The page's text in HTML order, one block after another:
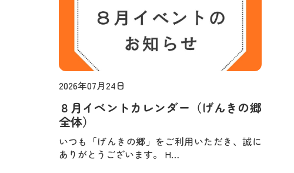
2026年07月24日
８月イベントカレンダー（げんきの郷
全体）
いつも「げんきの郷」をご利用いただき、誠に
ありがとうございます。 H…